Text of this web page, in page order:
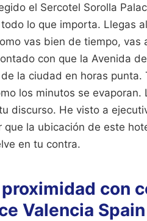
el Sercotel Sorolla
lo que importa. Llegas
vas bien de tiempo, vas
con que la Avenida
la ciudad en horas punta.
los minutos se
discurso. He visto a
la ubicación de este
en tu contra.
con
Valencia Spain